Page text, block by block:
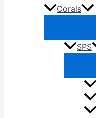
Corals
SPS